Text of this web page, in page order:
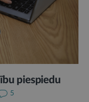
piespiedu
5